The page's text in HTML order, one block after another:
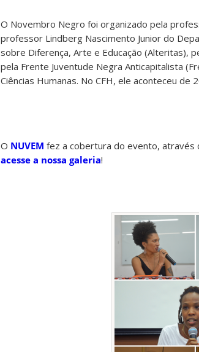
O Novembro Negro foi organizado pela
professor Lindberg Nascimento Junior do
sobre Diferença, Arte e Educação (Alteritas),
pela Frente Juventude Negra Anticapitalista
Ciências Humanas. No CFH, ele aconteceu de
O NUVEM fez a cobertura do evento,
acesse a nossa galeria!